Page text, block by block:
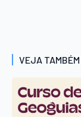
VEJA TAMBÉM